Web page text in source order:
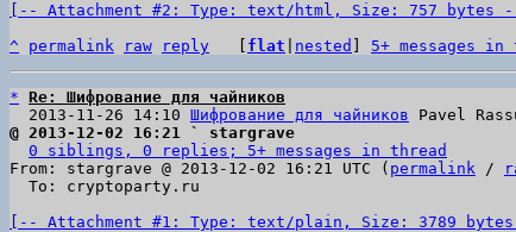
[-- Attachment #2: Type: text/html, Size: 757 bytes
^
permalink raw reply flat nested 5+ messages in
* Re: Шифрование для чайников
  2013-11-26 14:10
Шифрование для чайников
@ 2013-12-02 16:21 ` stargrave
0 siblings, 0 replies; 5+ messages in thread
From: stargrave @ 2013-12-02 16:21 UTC ( permalink /
[-- Attachment #1: Type: text/plain, Size: 3789